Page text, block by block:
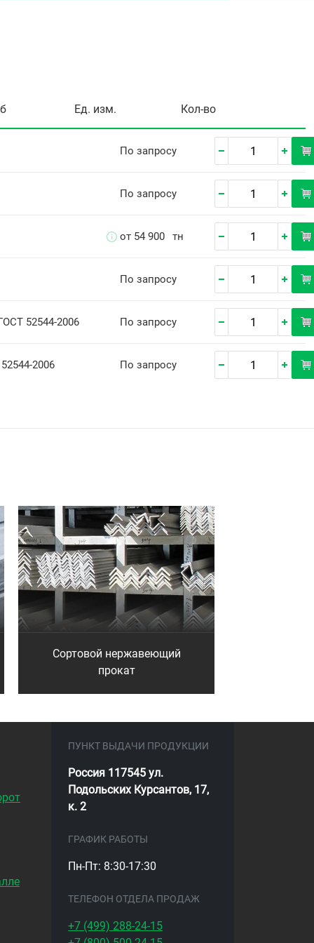
Ед. изм. Кол-во
По запросу
По запросу
от 54 900 тн
По запросу
52544-2006 По запросу
2006 По запросу
Сортовой нержавеющий
прокат
ПУНКТ ВЫДАЧИ ПРОДУКЦИИ
Россия 117545 ул.
Подольских Курсантов, 17,
к. 2
ГРАФИК РАБОТЫ
Пн-Пт: 8:30-17:30
ТЕЛЕФОН ОТДЕЛА ПРОДАЖ
+7 (499) 288-24-15